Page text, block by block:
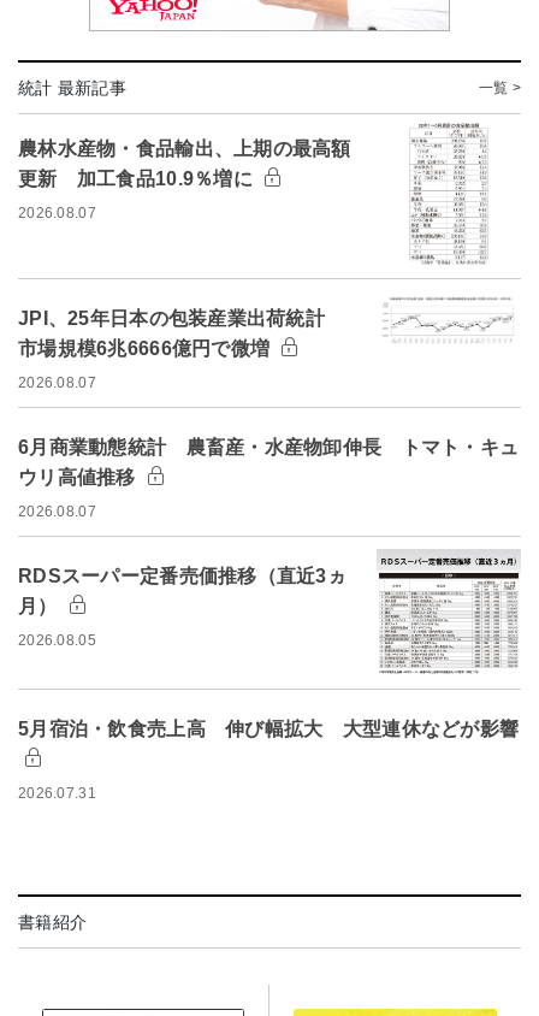
統計 最新記事 一覧 >
農林水産物・食品輸出、上期の最高額
更新 加工食品10.9％増に
2026.08.07
JPI、25年日本の包装産業出荷統計
市場規模6兆6666億円で微増
2026.08.07
6月商業動態統計 農畜産・水産物卸伸長 トマト・キュ
ウリ高値推移
2026.08.07
RDSスーパー定番売価推移（直近3ヵ
月）
2026.08.05
5月宿泊・飲食売上高 伸び幅拡大 大型連休などが影響
2026.07.31
書籍紹介